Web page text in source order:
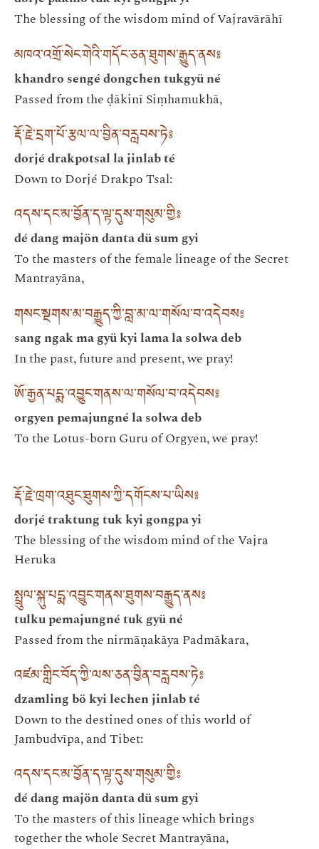
The blessing of the wisdom mind of Vajravārāhī
མཁའ་འགྲོ་སེང་གེའི་གདོང་ཅན་ཐུགས་རྒྱུད་ནས༔
khandro sengé dongchen tukgyü né
Passed from the ḍākinī Siṃhamukhā,
རྡོ་རྗེ་དྲག་པོ་རྩལ་ལ་བྱིན་བརླབས་ཏེ༔
dorjé drakpotsal la jinlab té
Down to Dorjé Drakpo Tsal:
འདས་དང་མ་བྱོན་ད་ལྟ་དུས་གསུམ་གྱི༔
dé dang majön danta dü sum gyi
To the masters of the female lineage of the Secret
Mantrayāna,
གསང་སྔགས་མ་བརྒྱུད་ཀྱི་བླ་མ་ལ་གསོལ་བ་འདེབས༔
sang ngak ma gyü kyi lama la solwa deb
In the past, future and present, we pray!
ཨོ་རྒྱན་པདྨ་འབྱུང་གནས་ལ་གསོལ་བ་འདེབས༔
orgyen pemajungné la solwa deb
To the Lotus-born Guru of Orgyen, we pray!
རྡོ་རྗེ་ཁྲག་འཐུང་ཐུགས་ཀྱི་དགོངས་པ་ཡིས༔
dorjé traktung tuk kyi gongpa yi
The blessing of the wisdom mind of the Vajra
Heruka
སྤྲུལ་སྐུ་པདྨ་འབྱུང་གནས་ཐུགས་བརྒྱུད་ནས༔
tulku pemajungné tuk gyü né
Passed from the nirmāṇakāya Padmākara,
འཛམ་གླིང་བོད་ཀྱི་ལས་ཅན་བྱིན་བརླབས་ཏེ༔
dzamling bö kyi lechen jinlab té
Down to the destined ones of this world of
Jambudvīpa, and Tibet:
འདས་དང་མ་བྱོན་ད་ལྟ་དུས་གསུམ་གྱི༔
dé dang majön danta dü sum gyi
To the masters of this lineage which brings
together the whole Secret Mantrayāna,